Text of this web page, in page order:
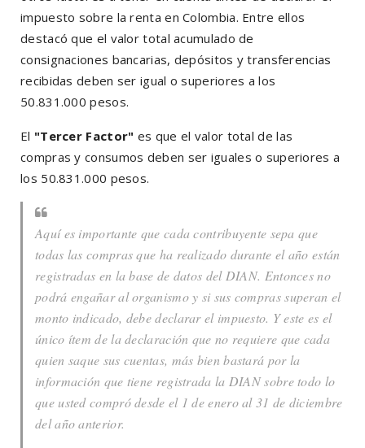
impuesto sobre la renta en Colombia. Entre ellos
destacó que el valor total acumulado de
consignaciones bancarias, depósitos y transferencias
recibidas deben ser igual o superiores a los
50.831.000 pesos.
El "Tercer Factor" es que el valor total de las
compras y consumos deben ser iguales o superiores a
los 50.831.000 pesos.
Aquí es importante que cada contribuyente sepa que
todas las compras que ha realizado durante el año están
registradas en la base de datos del DIAN. Entonces no
podrá engañar al organismo y si sus compras superan el
monto indicado, debe declarar el impuesto. Y este es el
único ítem de la declaración que no requiere que cada
quien saque sus cuentas, más bien bastará por la
información que tiene registrada la DIAN sobre todo lo
que usted compró desde el 1 de enero al 31 de diciembre
del año anterior.